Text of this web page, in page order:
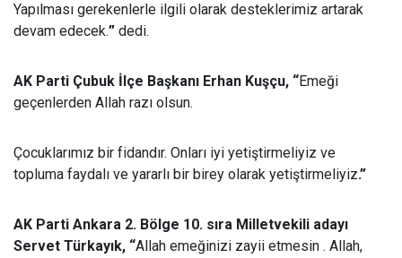
Yapılması gerekenlerle ilgili olarak desteklerimiz artarak
devam edecek.” dedi.
AK Parti Çubuk İlçe Başkanı Erhan Kuşçu, “Emeği
geçenlerden Allah razı olsun.
Çocuklarımız bir fidandır. Onları iyi yetiştirmeliyiz ve
topluma faydalı ve yararlı bir birey olarak yetiştirmeliyiz.”
AK Parti Ankara 2. Bölge 10. sıra Milletvekili adayı
Servet Türkayık, “Allah emeğinizi zayii etmesin . Allah,